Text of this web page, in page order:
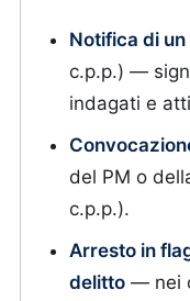
Notifica di
c.p.p.) —
indagati e
del PM o
c.p.p.).
Arresto in
delitto — nei